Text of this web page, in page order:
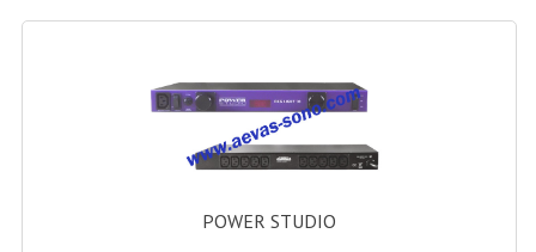
Haut-Parleurs Moteurs Tweeters Filtres
Haut Parleurs Sono
POWER STUDIO